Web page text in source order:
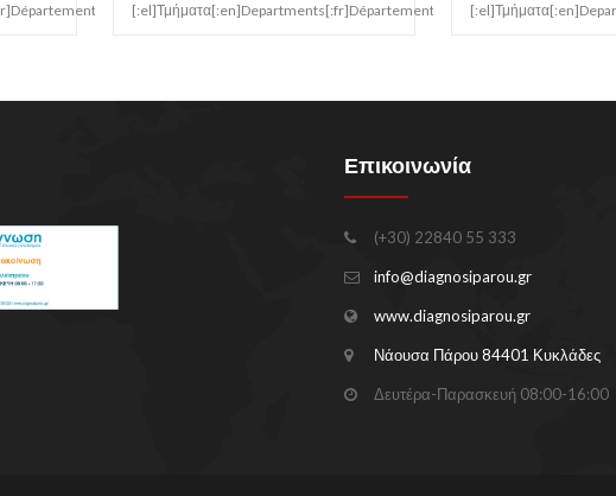
[:el]Τμήματα[:en]Departments[:fr]Département[:it]Sezione[:]
Επικοινωνία
(+30) 22840 55 333
info@diagnosiparou.gr
www.diagnosiparou.gr
Νάουσα Πάρου 84401 Κυκλάδες
Δευτέρα-Παρασκευή 08:00-16:00